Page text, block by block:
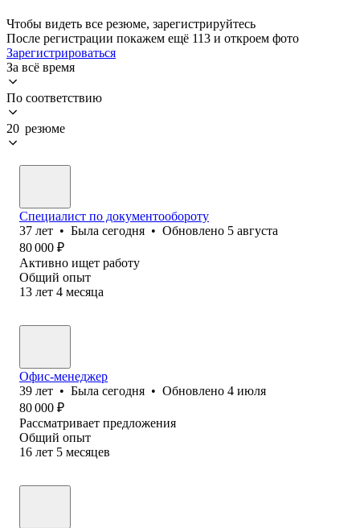
Чтобы видеть все резюме, зарегистрируйтесь
После регистрации покажем ещё 113 и откроем фото
Зарегистрироваться
За всё время
По соответствию
20 резюме
Специалист по документообороту
37 лет • Была сегодня • Обновлено 5 августа
80 000 ₽
Активно ищет работу
Общий опыт
13 лет 4 месяца
Офис-менеджер
39 лет • Была сегодня • Обновлено 4 июля
80 000 ₽
Рассматривает предложения
Общий опыт
16 лет 5 месяцев